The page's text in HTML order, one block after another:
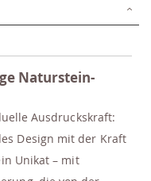
Naturstein-
Ausdruckskraft:
Design mit der Kraft
Unikat – mit